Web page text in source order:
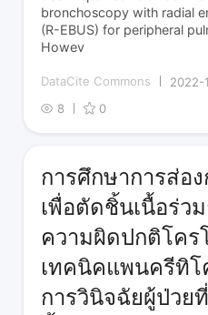
bronchoscopy with radial
(R-EBUS) for peripheral
Howev
DataCite Commons
2022-
8
0
การศึกษาการส่อ
เพื่อตัดชิ้นเนื้อร่ว
ความผิดปกติโคร
เทคนิคแพนครีทิ
การวินิจฉัยผู้ป่วย